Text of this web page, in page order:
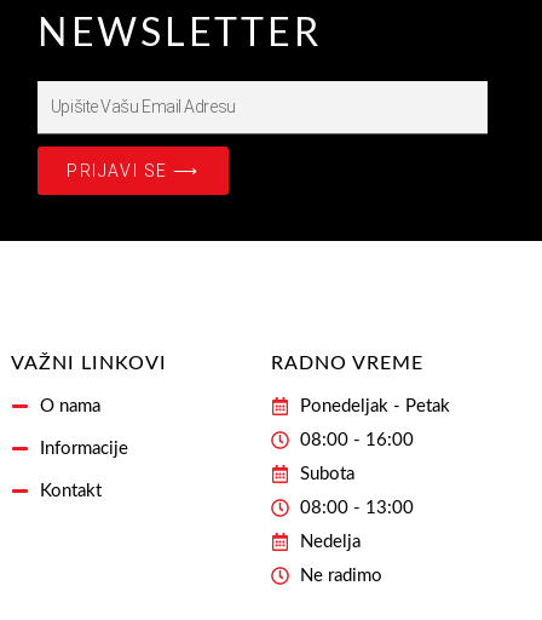
NEWSLETTER
Email
PRIJAVI SE ⟶
VAŽNI LINKOVI
O nama
Informacije
Kontakt
RADNO VREME
Ponedeljak - Petak
08:00 - 16:00
Subota
08:00 - 13:00
Nedelja
Ne radimo